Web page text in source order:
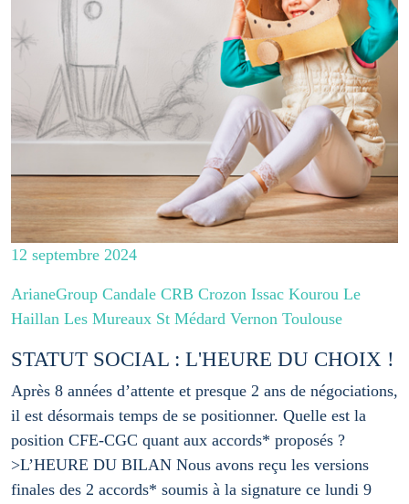
12 septembre 2024
ArianeGroup Candale CRB Crozon Issac Kourou Le
Haillan Les Mureaux St Médard Vernon Toulouse
STATUT SOCIAL : L'HEURE DU CHOIX !
Après 8 années d’attente et presque 2 ans de négociations,
il est désormais temps de se positionner. Quelle est la
position CFE-CGC quant aux accords* proposés ?
>L’HEURE DU BILAN Nous avons reçu les versions
finales des 2 accords* soumis à la signature ce lundi 9